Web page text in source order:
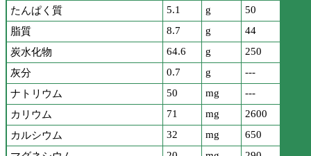
たんぱく質
5.1 g
50
脂質
8.7 g
44
炭水化物
64.6 g
250
灰分
0.7 g
---
ナトリウム
50 mg
---
カリウム
71 mg
2600
カルシウム
32 mg
650